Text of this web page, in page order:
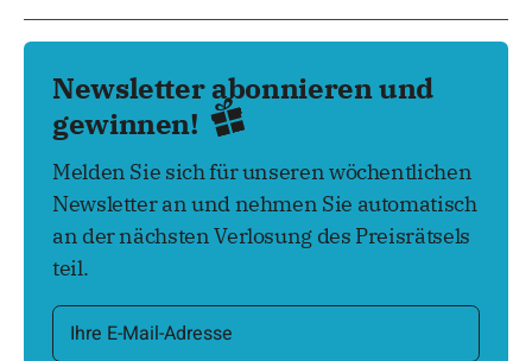
Newsletter abonnieren und
gewinnen!
Melden Sie sich für unseren wöchentlichen
Newsletter an und nehmen Sie automatisch
an der nächsten Verlosung des Preisrätsels
teil.